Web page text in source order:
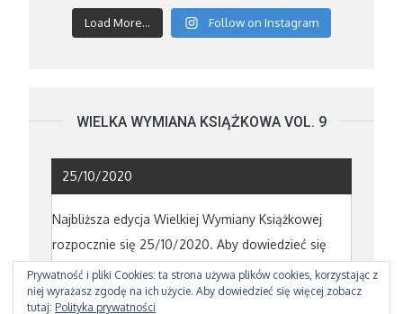
Load More... Follow on Instagram
WIELKA WYMIANA KSIĄŻKOWA VOL. 9
25/10/2020
Najbliższa edycja Wielkiej Wymiany Książkowej
rozpocznie się 25/10/2020. Aby dowiedzieć się
powięcej poczytajcie o poprzedniej edycjiTUTAJ
Prywatność i pliki Cookies: ta strona używa plików cookies, korzystając z
niej wyrażasz zgodę na ich użycie. Aby dowiedzieć się więcej zobacz
tutaj: Polityka prywatności